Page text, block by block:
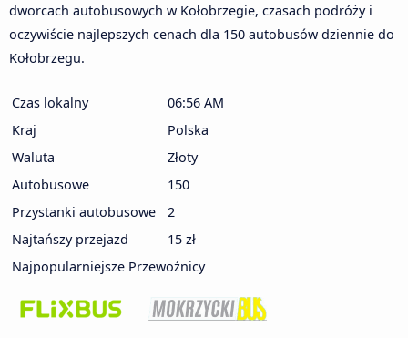
dworcach autobusowych w Kołobrzegie, czasach podróży i
oczywiście najlepszych cenach dla 150 autobusów dziennie do
Kołobrzegu.
Czas lokalny
06:56 AM
Kraj
Polska
Waluta
Złoty
Autobusowe
150
Przystanki autobusowe
2
Najtańszy przejazd
15 zł
Najpopularniejsze Przewoźnicy